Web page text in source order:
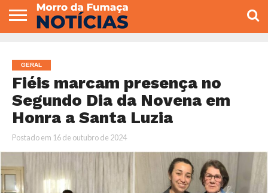
VEREADORES
GERAL
Fiéis marcam presença no
Segundo Dia da Novena em
Honra a Santa Luzia
Postado em 16 de outubro de 2024